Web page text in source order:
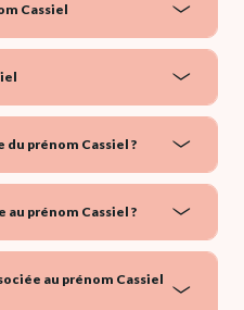
Cassiel
prénom Cassiel ?
prénom Cassiel ?
au prénom Cassiel